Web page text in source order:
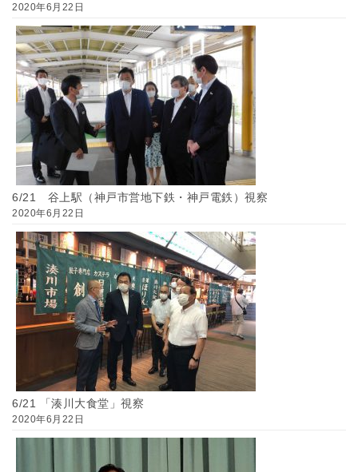
2020年6月22日
6/21 谷上駅（神戸市営地下鉄・神戸電鉄）視察
2020年6月22日
6/21 「湊川大食堂」視察
2020年6月22日